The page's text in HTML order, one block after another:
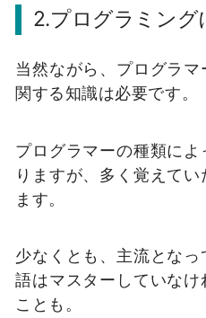
2.プログラミング
当然ながら、プログラ
関する知識は必要です。
プログラマーの種類に
りますが、多く覚えて
ます。
少なくとも、主流とな
語はマスターしていな
ことも。